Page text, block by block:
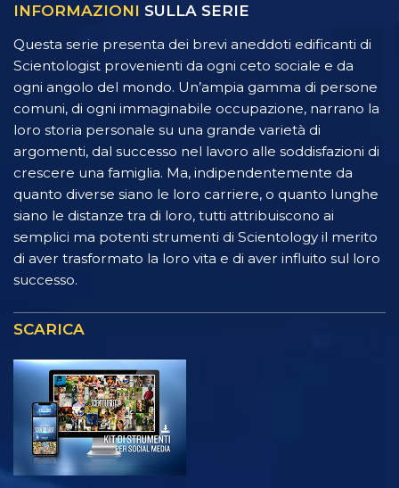
INFORMAZIONI SULLA SERIE
Questa serie presenta dei brevi aneddoti edificanti di
Scientologist provenienti da ogni ceto sociale e da
ogni angolo del mondo. Un’ampia gamma di persone
comuni, di ogni immaginabile occupazione, narrano la
loro storia personale su una grande varietà di
argomenti, dal successo nel lavoro alle soddisfazioni di
crescere una famiglia. Ma, indipendentemente da
quanto diverse siano le loro carriere, o quanto lunghe
siano le distanze tra di loro, tutti attribuiscono ai
semplici ma potenti strumenti di Scientology il merito
di aver trasformato la loro vita e di aver influito sul loro
successo.
SCARICA